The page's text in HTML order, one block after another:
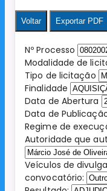
Voltar Exportar PDF
Nº Processo
Modalidade de
Tipo de licitação
Finalidade
Data de Abertura
Data de
Regime de
Autoridade que
Veículos de
convocatório: